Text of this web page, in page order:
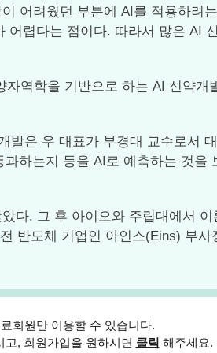
어려웠던 부분에 AI를 적용하려
렵다는 점이다. 따라서 많은 AI
역학을 기반으로 하는 AI 신약
은 우 대표가 부경대 교수로서
하는지 등을 AI로 예측하는 것
다. 그 후 아이오와 주립대에서
반도체 기업인 아인스(Eins) 부
회원만 이용할 수 있습니다.
고, 회원가입을 원하시면 클릭 해주세요.